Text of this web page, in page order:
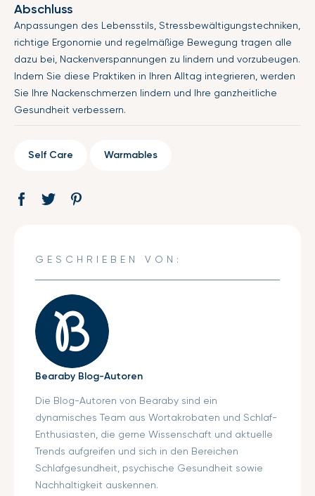
Abschluss
Anpassungen des Lebensstils, Stressbewältigungstechniken,
richtige Ergonomie und regelmäßige Bewegung tragen alle
dazu bei, Nackenverspannungen zu lindern und vorzubeugen.
Indem Sie diese Praktiken in Ihren Alltag integrieren, werden
Sie Ihre Nackenschmerzen lindern und Ihre ganzheitliche
Gesundheit verbessern.
Self Care Warmables
Auf
Öffnet Tweet
Öffnet
GESCHRIEBEN VON:
Bearaby Blog-Autoren
Die Blog-Autoren von Bearaby sind ein
dynamisches Team aus Wortakrobaten und Schlaf-
Enthusiasten, die gerne Wissenschaft und aktuelle
Trends aufgreifen und sich in den Bereichen
Schlafgesundheit, psychische Gesundheit sowie
Nachhaltigkeit auskennen.